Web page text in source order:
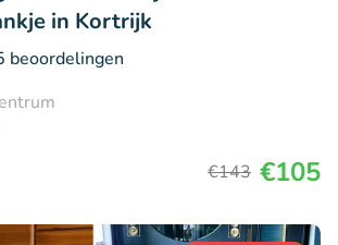
in Kortrijk
beoordelingen
€143 €105